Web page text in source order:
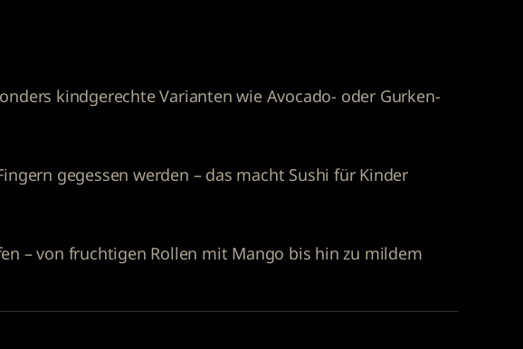
kindgerechte Varianten wie Avocado- oder Gurken-
gegessen werden – das macht Sushi für Kinder
– von fruchtigen Rollen mit Mango bis hin zu mildem